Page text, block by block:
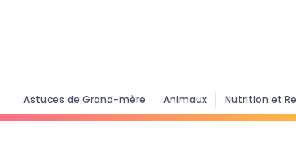
Astuces de Grand-mère Animaux Nutrition et